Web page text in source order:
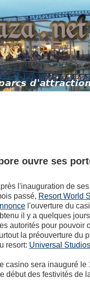
ouvre ses
l'inauguration de
passé, Resort World
l'ouverture du
il y a quelques
autorités pour pouvoir
la préouverture du
resort: Universal
casino sera inauguré le
début des festivités de